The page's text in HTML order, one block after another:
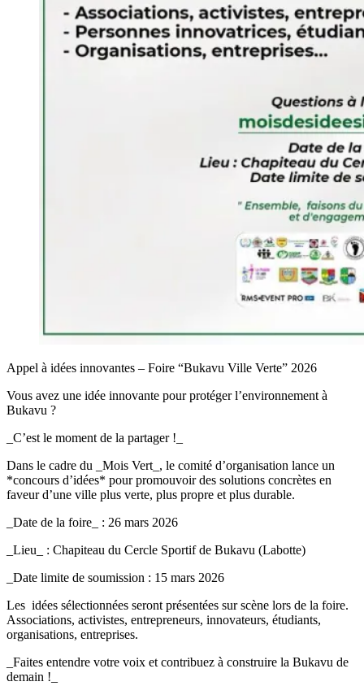
Appel à idées innovantes – Foire “Bukavu Ville Verte” 2026
Vous avez une idée innovante pour protéger l’environnement à
Bukavu ?
_C’est le moment de la partager !_
Dans le cadre du _Mois Vert_, le comité d’organisation lance un
*concours d’idées* pour promouvoir des solutions concrètes en
faveur d’une ville plus verte, plus propre et plus durable.
_Date de la foire_ : 26 mars 2026
_Lieu_ : Chapiteau du Cercle Sportif de Bukavu (Labotte)
_Date limite de soumission : 15 mars 2026
Les idées sélectionnées seront présentées sur scène lors de la foire.
Associations, activistes, entrepreneurs, innovateurs, étudiants,
organisations, entreprises.
_Faites entendre votre voix et contribuez à construire la Bukavu de
demain !_